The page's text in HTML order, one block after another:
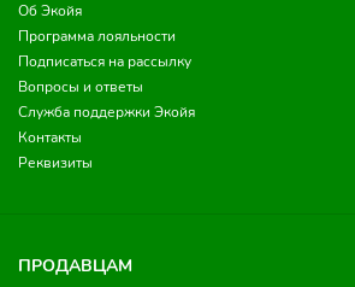
Об Экойя
Программа лояльности
Подписаться на рассылку
Вопросы и ответы
Служба поддержки Экойя
Контакты
Реквизиты
ПРОДАВЦАМ